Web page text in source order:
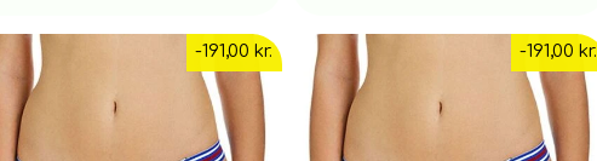
-191,00 kr. -191,00 kr.